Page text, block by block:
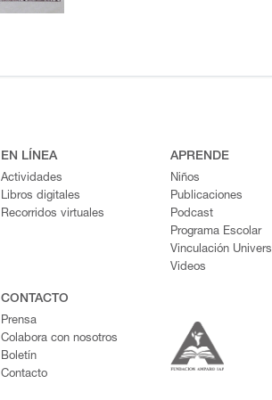
EN LÍNEA
Actividades
Libros digitales
Recorridos virtuales
APRENDE
Niños
Publicaciones
Podcast
Programa Escolar
Vinculación
Videos
CONTACTO
Prensa
Colabora con nosotros
Boletín
Contacto